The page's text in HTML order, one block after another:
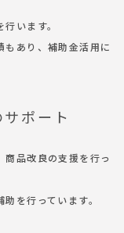
います。
あり、補助金活用に
ポート
品改良の支援を行っ
を行っています。